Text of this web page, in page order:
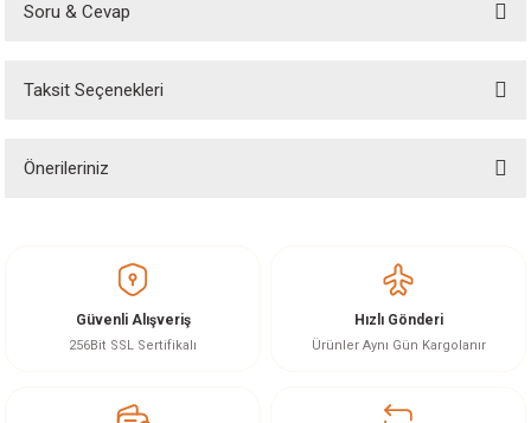
Soru & Cevap
Ürün hakkında henüz soru sorulmamış.
Taksit Seçenekleri
Önerileriniz
Görüş ve önerileriniz için teşekkür ederiz.
Ürün resmi kalitesiz, bozuk veya görüntülenemiyor.
Ürün bilgilerinde hatalar bulunuyor.
Güvenli Alışveriş
256Bit SSL Sertifikalı
Hızlı Gönderi
Ürünler Aynı Gün Kargolanır